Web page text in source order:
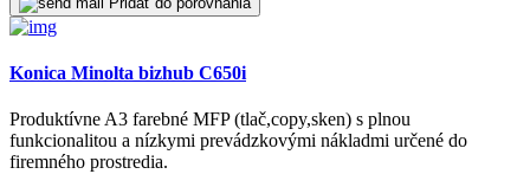
Konica Minolta bizhub C650i
Produktívne A3 farebné MFP (tlač,copy,sken) s plnou
funkcionalitou a nízkymi prevádzkovými nákladmi určené do
firemného prostredia.